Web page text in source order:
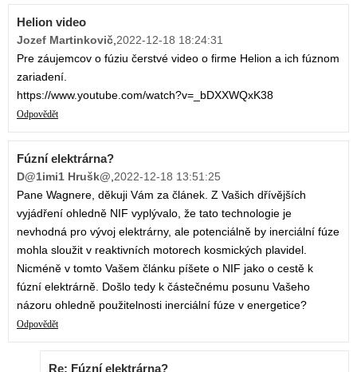
Helion video
Jozef Martinkovič 2022-12-18 18:24:31
Pre záujemcov o fúziu čerstvé video o firme Helion a ich fúznom
zariadení.
https://www.youtube.com/watch?v=_bDXXWQxK38
Odpovědět
Fúzní elektrárna?
D@1imi1 Hrušk@ 2022-12-18 13:51:25
Pane Wagnere, děkuji Vám za článek. Z Vašich dřívějších
vyjádření ohledně NIF vyplývalo, že tato technologie je
nevhodná pro vývoj elektrárny, ale potenciálně by inerciální fúze
mohla sloužit v reaktivních motorech kosmických plavidel.
Nicméně v tomto Vašem článku píšete o NIF jako o cestě k
fúzní elektrárně. Došlo tedy k částečnému posunu Vašeho
názoru ohledně použitelnosti inerciální fúze v energetice?
Odpovědět
Re: Fúzní elektrárna?